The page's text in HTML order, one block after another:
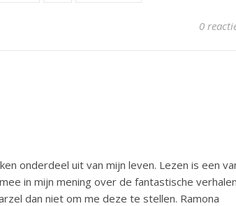
0
onderdeel uit van mijn leven. Lezen is een
in mijn mening over de fantastische verhalen
dan niet om me deze te stellen. Ramona